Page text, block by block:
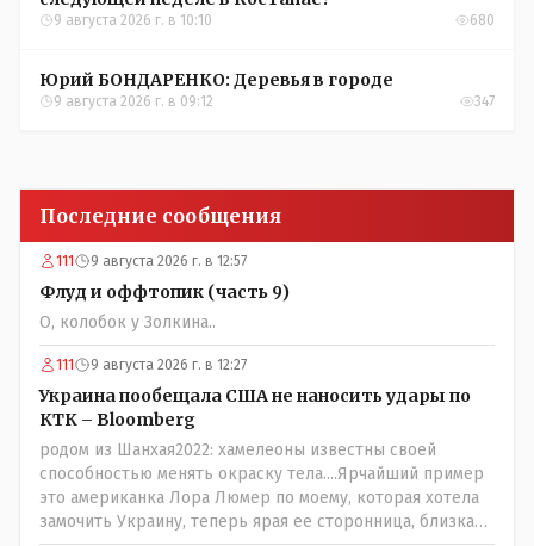
9 августа 2026 г. в 10:10 680
Юрий БОНДАРЕНКО: Деревья в городе
9 августа 2026 г. в 09:12 347
Последние сообщения
111 9 августа 2026 г. в 12:57
Флуд и оффтопик (часть 9)
О, колобок у Золкина..
111 9 августа 2026 г. в 12:27
Украина пообещала США не наносить удары по
КТК – Bloomberg
родом из Шанхая2022: хамелеоны известны своей
способностью менять окраску тела....Ярчайший пример
это американка Лора Люмер по моему, которая хотела
замочить Украину, теперь ярая ее сторонница, близкая